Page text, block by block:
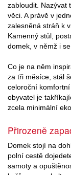
zabloudit. Nazývat
věci. A právě v
zalesněná stráň k
Kamenný stůl,
domek, v němž i
Co je na něm
za tři měsíce, stál
celoroční
obyvatel je
zcela minimální
Přirozeně
Domek stojí na
polní cestě
samoty a